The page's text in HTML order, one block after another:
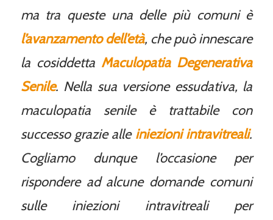
ma tra queste una delle più comuni è
l’avanzamento dell’età, che può innescare
la cosiddetta Maculopatia Degenerativa
Senile. Nella sua versione essudativa, la
maculopatia senile è trattabile con
successo grazie alle iniezioni intravitreali.
Cogliamo dunque l’occasione per
rispondere ad alcune domande comuni
sulle iniezioni intravitreali per